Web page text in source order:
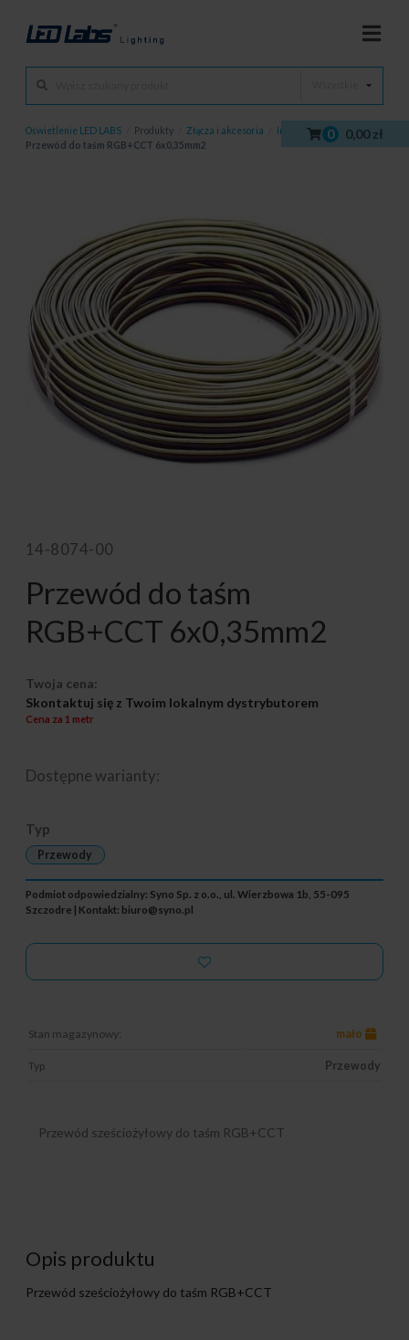
0 0,00 zł
Oświetlenie LED LABS Produkty Złącza i akcesoria Inne
Przewód do taśm RGB+CCT 6x0,35mm2
14-8074-00
Przewód do taśm
RGB+CCT 6x0,35mm2
Twoja cena:
Skontaktuj się z Twoim lokalnym dystrybutorem
Cena za 1 metr
Stan magazynowy: mało
Typ Przewody
Przewód sześciożyłowy do taśm RGB+CCT
Dostępne warianty:
Typ
Przewody
Podmiot odpowiedzialny: Syno Sp. z o.o., ul. Wierzbowa 1b, 55-095
Szczodre | Kontakt: biuro@syno.pl
Opis produktu
Przewód sześciożyłowy do taśm RGB+CCT